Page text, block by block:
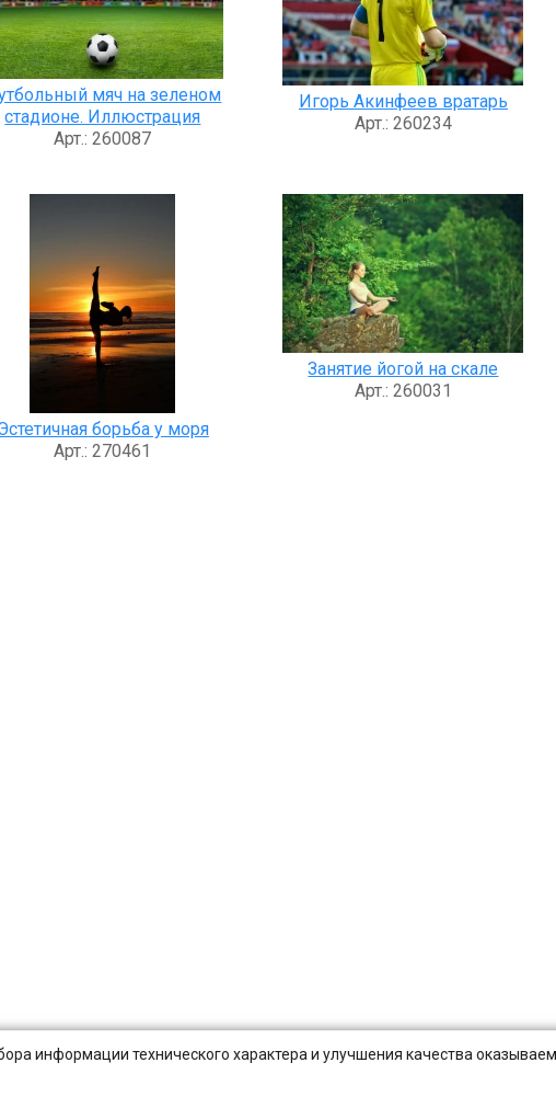
информации технического характера и улучшения качества
мяч на зеленом
стадионе. Иллюстрация
Арт.: 260087
Игорь Акинфеев вратарь
Арт.: 260234
борьба у моря
Арт.: 270461
Занятие йогой на скале
Арт.: 260031